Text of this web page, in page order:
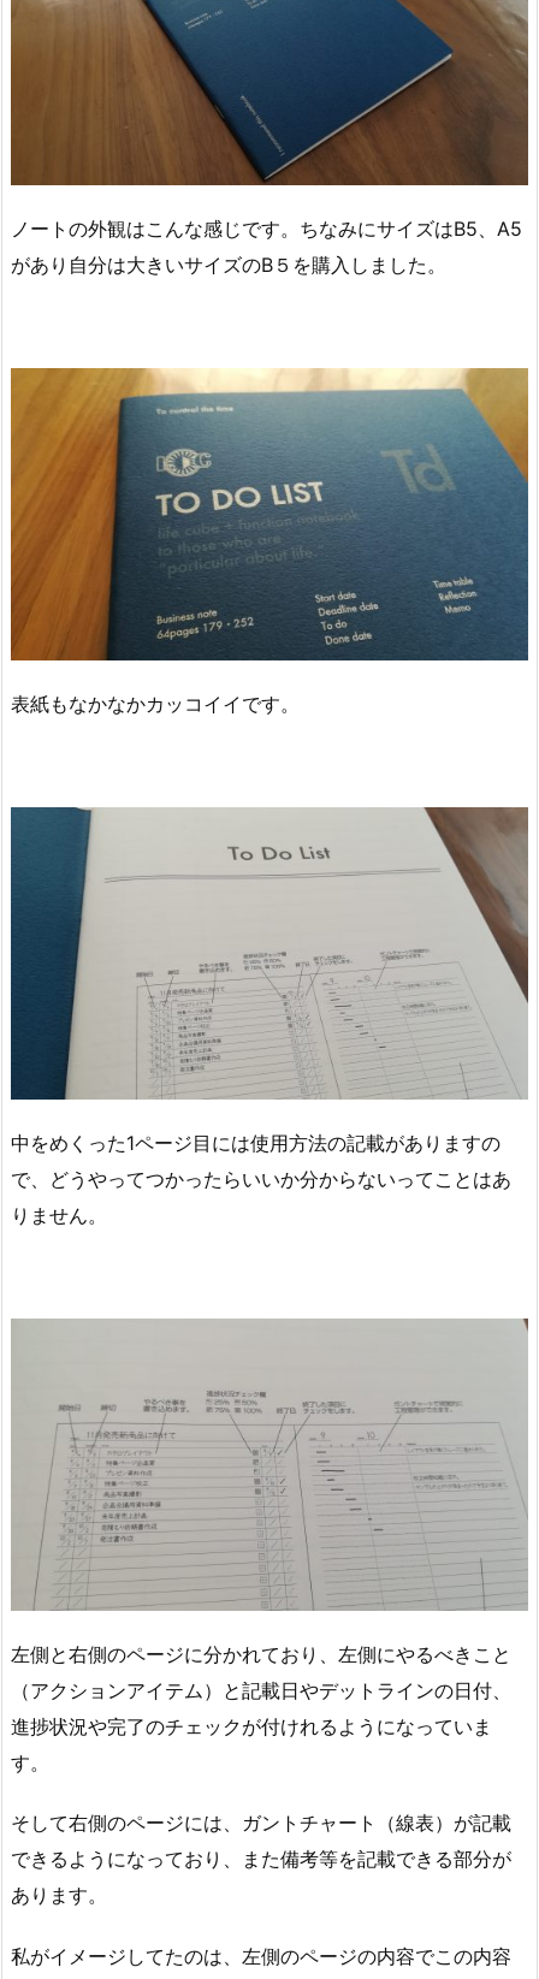
ノートの外観はこんな感じです。ちなみにサイズはB5、A5
があり自分は大きいサイズのB５を購入しました。
表紙もなかなかカッコイイです。
中をめくった1ページ目には使用方法の記載がありますの
で、どうやってつかったらいいか分からないってことはあ
りません。
左側と右側のページに分かれており、左側にやるべきこと
（アクションアイテム）と記載日やデットラインの日付、
進捗状況や完了のチェックが付けれるようになっていま
す。
そして右側のページには、ガントチャート（線表）が記載
できるようになっており、また備考等を記載できる部分が
あります。
私がイメージしてたのは、左側のページの内容でこの内容